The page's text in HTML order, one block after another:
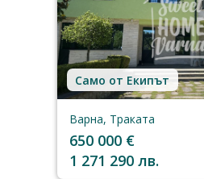
Само от Екипът
Варна, Траката
650 000 €
1 271 290 лв.